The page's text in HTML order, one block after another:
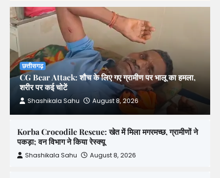
छत्तीसगढ़
CG Bear Attack: शौच के लिए गए ग्रामीण पर भालू का हमला,
शरीर पर कई चोटें
Shashikala Sahu August 8, 2026
Korba Crocodile Rescue: खेत में मिला मगरमच्छ, ग्रामीणों ने
पकड़ा; वन विभाग ने किया रेस्क्यू
Shashikala Sahu August 8, 2026